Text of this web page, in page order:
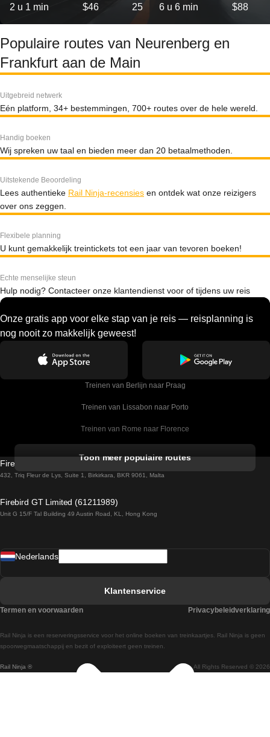
2 u 1 min $46 25 6 u 6 min $88
Populaire routes van Neurenberg en
Frankfurt aan de Main
Uitgebreid netwerk
Eén platform, 34+ bestemmingen, 700+ routes over de hele wereld.
Handig boeken
Wij spreken uw taal en bieden meer dan 20 betaalmethoden.
Uitstekende Beoordeling
Lees authentieke Rail Ninja-recensies en ontdek wat onze reizigers
over ons zeggen.
Flexibele planning
U kunt gemakkelijk treintickets tot een jaar van tevoren boeken!
Echte menselijke steun
Hulp nodig? Contacteer onze klantendienst voor of tijdens uw reis
Onze gratis app voor elke stap van je reis — reisplanning is
nog nooit zo makkelijk geweest!
Treinen van Berlijn naar Praag
Treinen van Lissabon naar Porto
Treinen van Rome naar Florence
Treinen van Sevilla naar Barcelona
Treinen van Praag naar Wenen
Treinen van Wenen naar Salzburg
Treinen van Wenen naar Praag
Toon meer populaire routes
Firebird GT Limited (OC 1451)
432, Triq Fleur de Lys, Suite 1, Birkirkara, BKR 9061, Malta
Firebird GT Limited (61211989)
Unit G 15/F Tal Building 49 Austin Road, KL, Hong Kong
Rail Ninja ® All Rights Reserved © 2026
Rail Ninja is een reserveringsservice voor het online boeken van treinkaartjes. Rail Ninja is geen
spoorwegmaatschappij en bezit of exploiteert geen treinen.
Nederlands
Klantenservice
Termen en voorwaarden Privacybeleidverklaring